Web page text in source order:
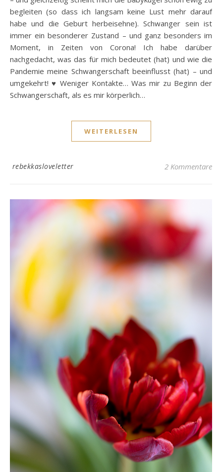
begleiten (so dass ich langsam keine Lust mehr darauf
habe und die Geburt herbeisehne). Schwanger sein ist
immer ein besonderer Zustand – und ganz besonders im
Moment, in Zeiten von Corona! Ich habe darüber
nachgedacht, was das für mich bedeutet (hat) und wie die
Pandemie meine Schwangerschaft beeinflusst (hat) – und
umgekehrt! ♥ Weniger Kontakte… Was mir zu Beginn der
Schwangerschaft, als es mir körperlich…
WEITERLESEN
rebekkasloveletter 2 Kommentare